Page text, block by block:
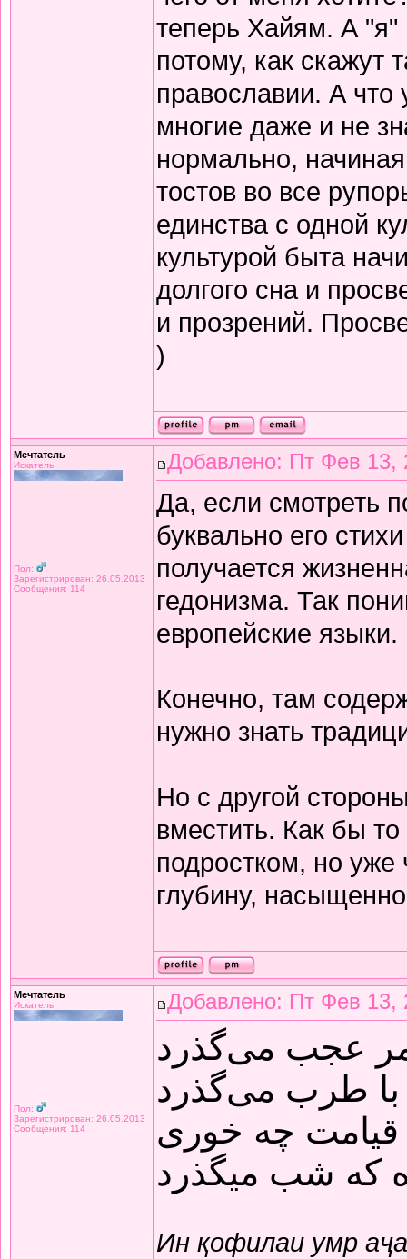
теперь Хайям. А "я"
потому, как скажут
православии. А что
многие даже и не
нормально,
тостов во все
единства с одной
культурой быта
долгого сна и
и прозрений.
)
Мечтатель
Искатель
Пол:
Зарегистрирован: 26.05.2013
Сообщения: 114
Добавлено: Пт Фев 13,
Да, если смотреть
буквально его
получается
гедонизма. Так
европейские языки.
Конечно, там
нужно знать
Но с другой
вместить. Как бы
подростком, но уже
глубину,
Мечтатель
Искатель
Пол:
Зарегистрирован: 26.05.2013
Сообщения: 114
Добавлено: Пт Фев 13,
عجب می‌گذرد
طرب می‌گذرد
چه خوری
که شب میگذرد
Ин қофилаи умр